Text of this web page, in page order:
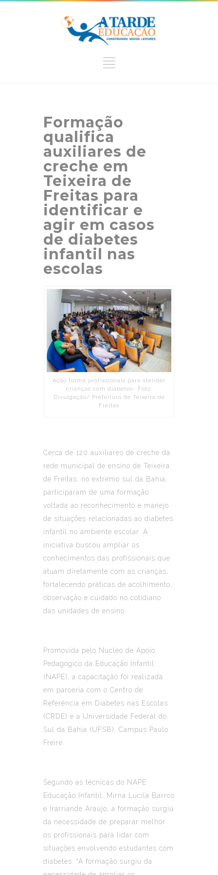
Formação
qualifica
auxiliares de
creche em
Teixeira de
Freitas para
identificar e
agir em casos
de diabetes
infantil nas
escolas
Ação forma profissionais para atender
crianças com diabetes- Foto:
Divulgação/ Prefeitura de Teixeira de
Freitas
Cerca de 120 auxiliares de creche da
rede municipal de ensino de Teixeira
de Freitas, no extremo sul da Bahia,
participaram de uma formação
voltada ao reconhecimento e manejo
de situações relacionadas ao diabetes
infantil no ambiente escolar. A
iniciativa buscou ampliar os
conhecimentos das profissionais que
atuam diretamente com as crianças,
fortalecendo práticas de acolhimento,
observação e cuidado no cotidiano
das unidades de ensino.
Promovida pelo Núcleo de Apoio
Pedagógico da Educação Infantil
(NAPE), a capacitação foi realizada
em parceria com o Centro de
Referência em Diabetes nas Escolas
(CRDE) e a Universidade Federal do
Sul da Bahia (UFSB), Campus Paulo
Freire.
Segundo as técnicas do NAPE
Educação Infantil, Mirna Lucila Barros
e Irarriande Araújo, a formação surgiu
da necessidade de preparar melhor
os profissionais para lidar com
situações envolvendo estudantes com
diabetes. “A formação surgiu da